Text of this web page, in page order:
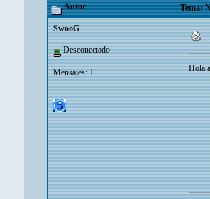
Autor Tema:
SwooG
Desconectado
Mensajes: 1 Hola